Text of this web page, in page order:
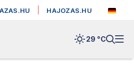
HAJOZAS.HU
29 °C